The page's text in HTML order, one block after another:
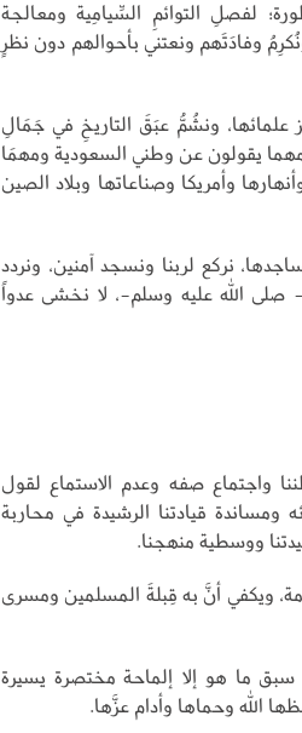
لفصلِ التوائمِ السِّيامِية ومعالجة
وفادَتَهم ونعتني بأحوالهم دون نظرٍ
علمائها، ونشُمُّ عبَقَ التاريخِ في جَمَالِ
يقولون عن وطني السعودية ومهمَا
وأمريكا وصناعاتها وبلاد الصين
نركع لربنا ونسجد آمنين، ونردد
- صلى الله عليه وسلم-، لا نخشى عدواً
واجتماع صفه وعدم الاستماع لقول
ومساندة قيادتنا الرشيدة في محاربة
ووسطية منهجنا.
ويكفي أنَّ به قِبلةَ المسلمين ومسرى
ما هو إلا إلماحة مختصرة يسيرة
الله وحماها وأدام عزَّها.